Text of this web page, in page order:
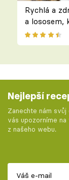
Rychlá a
a lososem,
Nejlepší
Zanechte nám
vás upozorníme
z našeho webu.